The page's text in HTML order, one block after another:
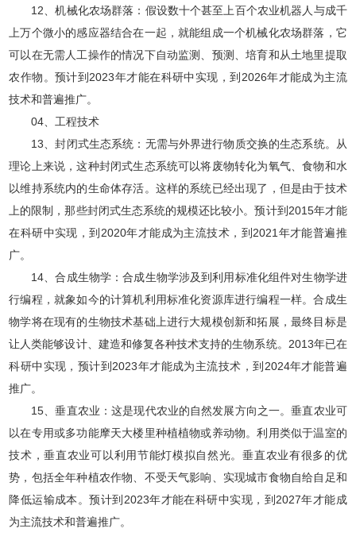
12、机械化农场群落：假设数十个甚至上百个农业机器人与成千
上万个微小的感应器结合在一起，就能组成一个机械化农场群落，它
可以在无需人工操作的情况下自动监测、预测、培育和从土地里提取
农作物。预计到2023年才能在科研中实现，到2026年才能成为主流
技术和普遍推广。
04、工程技术
13、封闭式生态系统：无需与外界进行物质交换的生态系统。从
理论上来说，这种封闭式生态系统可以将废物转化为氧气、食物和水
以维持系统内的生命体存活。这样的系统已经出现了，但是由于技术
上的限制，那些封闭式生态系统的规模还比较小。预计到2015年才能
在科研中实现，到2020年才能成为主流技术，到2021年才能普遍推
广。
14、合成生物学：合成生物学涉及到利用标准化组件对生物学进
行编程，就象如今的计算机利用标准化资源库进行编程一样。合成生
物学将在现有的生物技术基础上进行大规模创新和拓展，最终目标是
让人类能够设计、建造和修复各种技术支持的生物系统。2013年已在
科研中实现，预计到2023年才能成为主流技术，到2024年才能普遍
推广。
15、垂直农业：这是现代农业的自然发展方向之一。垂直农业可
以在专用或多功能摩天大楼里种植植物或养动物。利用类似于温室的
技术，垂直农业可以利用节能灯模拟自然光。垂直农业有很多的优
势，包括全年种植农作物、不受天气影响、实现城市食物自给自足和
降低运输成本。预计到2023年才能在科研中实现，到2027年才能成
为主流技术和普遍推广。